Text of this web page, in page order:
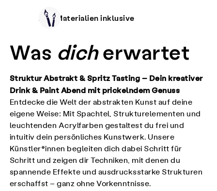
Alle Materialien inklusive
Was dicherwartet
Struktur Abstrakt & Spritz Tasting – Dein kreativer
Drink & Paint Abend mit prickelndem Genuss
Entdecke die Welt der abstrakten Kunst auf deine
eigene Weise: Mit Spachtel, Strukturelementen und
leuchtenden Acrylfarben gestaltest du frei und
intuitiv dein persönliches Kunstwerk. Unsere
Künstler*innen begleiten dich dabei Schritt für
Schritt und zeigen dir Techniken, mit denen du
spannende Effekte und ausdrucksstarke Strukturen
erschaffst – ganz ohne Vorkenntnisse.